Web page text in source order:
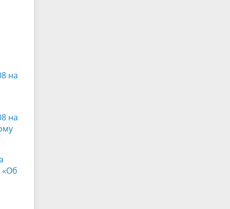
на
на
«Об